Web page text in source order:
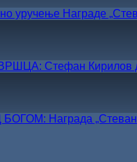
уручење Награде
Стефан Кирилов
Награда „Стеван